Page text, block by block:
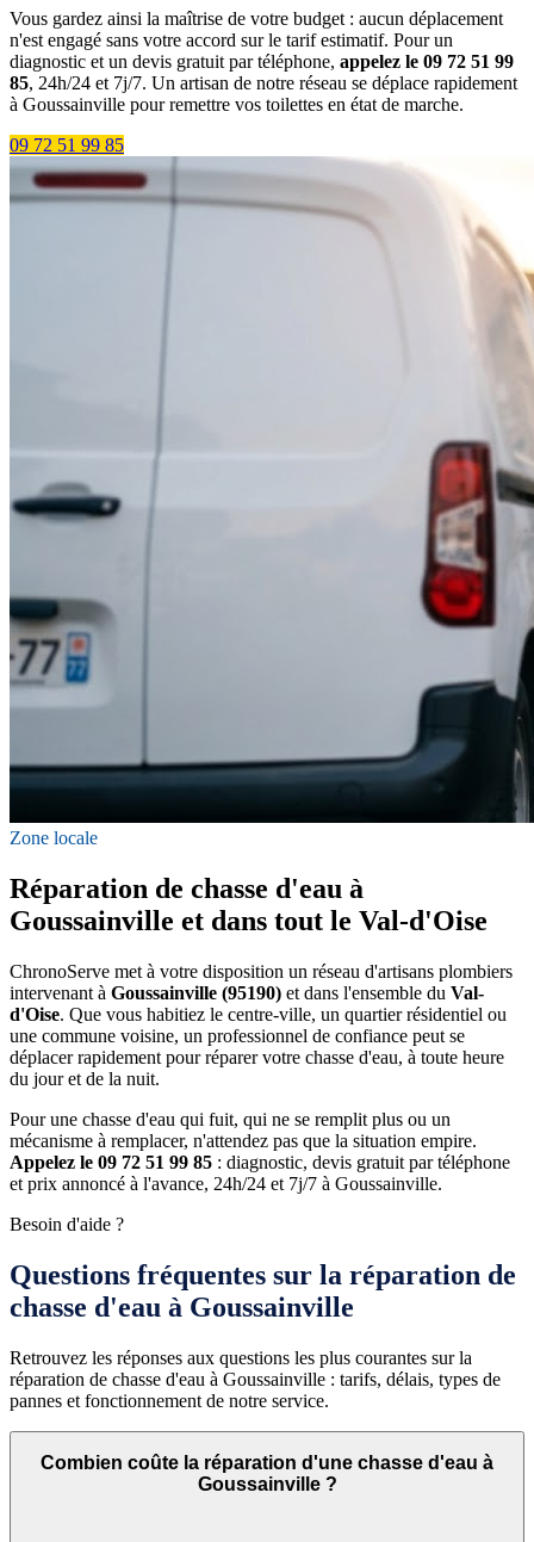
Vous gardez ainsi la maîtrise de votre budget : aucun déplacement
n'est engagé sans votre accord sur le tarif estimatif. Pour un
diagnostic et un devis gratuit par téléphone, appelez le 09 72 51 99
85, 24h/24 et 7j/7. Un artisan de notre réseau se déplace rapidement
à Goussainville pour remettre vos toilettes en état de marche.
09 72 51 99 85
Zone locale
Réparation de chasse d'eau à
Goussainville et dans tout le Val-d'Oise
ChronoServe met à votre disposition un réseau d'artisans plombiers
intervenant à Goussainville (95190) et dans l'ensemble du Val-
d'Oise. Que vous habitiez le centre-ville, un quartier résidentiel ou
une commune voisine, un professionnel de confiance peut se
déplacer rapidement pour réparer votre chasse d'eau, à toute heure
du jour et de la nuit.
Pour une chasse d'eau qui fuit, qui ne se remplit plus ou un
mécanisme à remplacer, n'attendez pas que la situation empire.
Appelez le 09 72 51 99 85 : diagnostic, devis gratuit par téléphone
et prix annoncé à l'avance, 24h/24 et 7j/7 à Goussainville.
Besoin d'aide ?
Questions fréquentes sur la réparation de
chasse d'eau à Goussainville
Retrouvez les réponses aux questions les plus courantes sur la
réparation de chasse d'eau à Goussainville : tarifs, délais, types de
pannes et fonctionnement de notre service.
Combien coûte la réparation d'une chasse d'eau à
Goussainville ?